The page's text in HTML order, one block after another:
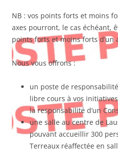
NB : vos points forts et moins
axes pourront, le cas échéant,
points forts et moins forts
Nous vous offrons :
un poste de
libre cours à vos
la responsabilité d’un
une salle au centre de
pouvant accueillir 300
Terreaux réaffectée en